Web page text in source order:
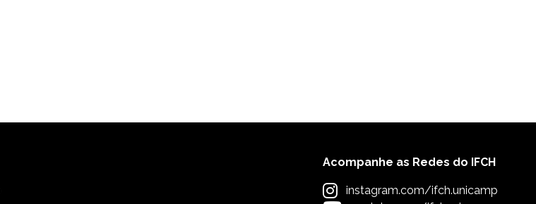
Acompanhe as Redes do IFCH
instagram.com/ifch.unicamp